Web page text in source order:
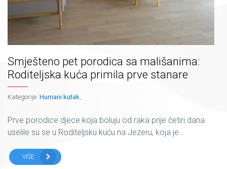
Smješteno pet porodica sa mališanima:
Roditeljska kuća primila prve stanare
Kategorije: Humani kutak,
Prve porodice djece koja boluju od raka prije četiri dana
uselile su se u Roditeljsku kuću na Jezeru, koja je...
VIŠE